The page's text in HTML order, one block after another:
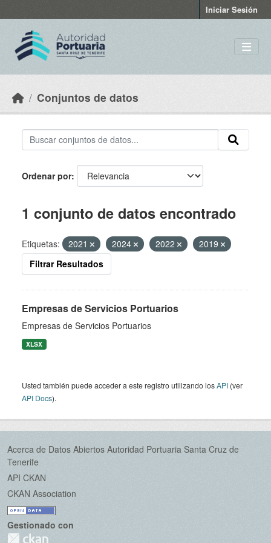
Iniciar Sesión
Conjuntos de datos
Ordenar por
1 conjunto de datos encontrado
Etiquetas: 2021 2024 2022
2019
Filtrar Resultados
Empresas de Servicios Portuarios
Empresas de Servicios Portuarios
XLSX
Usted también puede acceder a este registro utilizando losAPI (ver
API Docs).
Acerca de Datos Abiertos Autoridad Portuaria Santa Cruz de
Tenerife
API CKAN
CKAN Association
Gestionado con